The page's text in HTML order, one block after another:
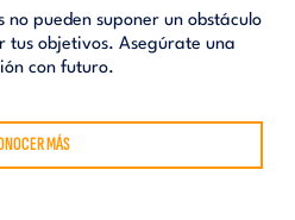
no pueden suponer un obstáculo
tus objetivos. Asegúrate una
con futuro.
MÁS